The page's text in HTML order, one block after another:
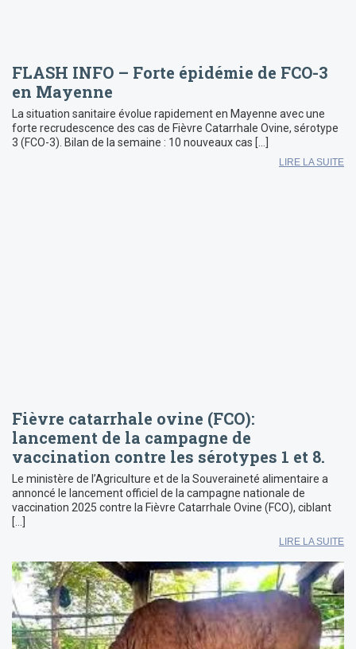
FLASH INFO – Forte épidémie de FCO-3
en Mayenne
La situation sanitaire évolue rapidement en Mayenne avec une
forte recrudescence des cas de Fièvre Catarrhale Ovine, sérotype
3 (FCO-3). Bilan de la semaine : 10 nouveaux cas […]
LIRE LA SUITE
Fièvre catarrhale ovine (FCO):
lancement de la campagne de
vaccination contre les sérotypes 1 et 8.
Le ministère de l’Agriculture et de la Souveraineté alimentaire a
annoncé le lancement officiel de la campagne nationale de
vaccination 2025 contre la Fièvre Catarrhale Ovine (FCO), ciblant
[…]
LIRE LA SUITE